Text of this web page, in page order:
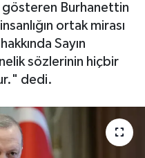
Burhanettin
ortak mirası
Sayın
sözlerinin hiçbir
dedi.